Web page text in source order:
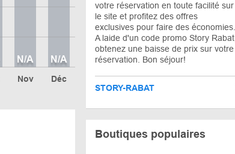
Nov
N/A
Déc
N/A
votre réservation en toute facilité sur
le site et profitez des offres
exclusives pour faire des économies.
A laide d'un code promo Story Rabat,
obtenez une baisse de prix sur votre
réservation. Bon séjour!
STORY-RABAT
Boutiques populaires